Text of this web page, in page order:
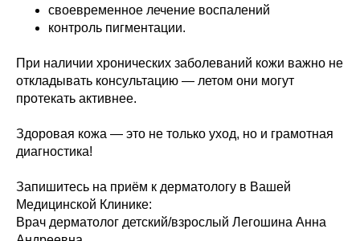
своевременное лечение воспалений
контроль пигментации.
При наличии хронических заболеваний кожи важно не
откладывать консультацию — летом они могут
протекать активнее.
Здоровая кожа — это не только уход, но и грамотная
диагностика!
Запишитесь на приём к дерматологу в Вашей
Медицинской Клинике:
Врач дерматолог детский/взрослый Легошина Анна